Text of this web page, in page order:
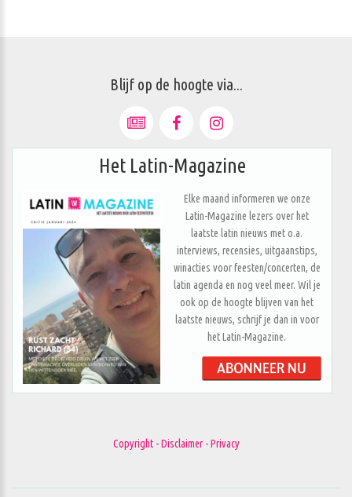
Blijf op de hoogte via...
Het Latin-Magazine
Elke maand informeren we onze
Latin-Magazine lezers over het
laatste latin nieuws met o.a.
interviews, recensies, uitgaanstips,
winacties voor feesten/concerten, de
latin agenda en nog veel meer. Wil je
ook op de hoogte blijven van het
laatste nieuws, schrijf je dan in voor
het Latin-Magazine.
Copyright - Disclaimer - Privacy